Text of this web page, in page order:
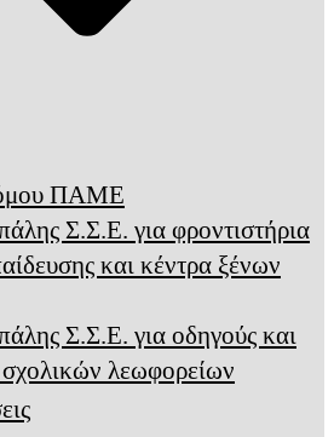
ΠΑΜΕ
Σ.Σ.Ε. για φροντιστήρια
και κέντρα ξένων
Σ.Σ.Ε. για οδηγούς και
λεωφορείων